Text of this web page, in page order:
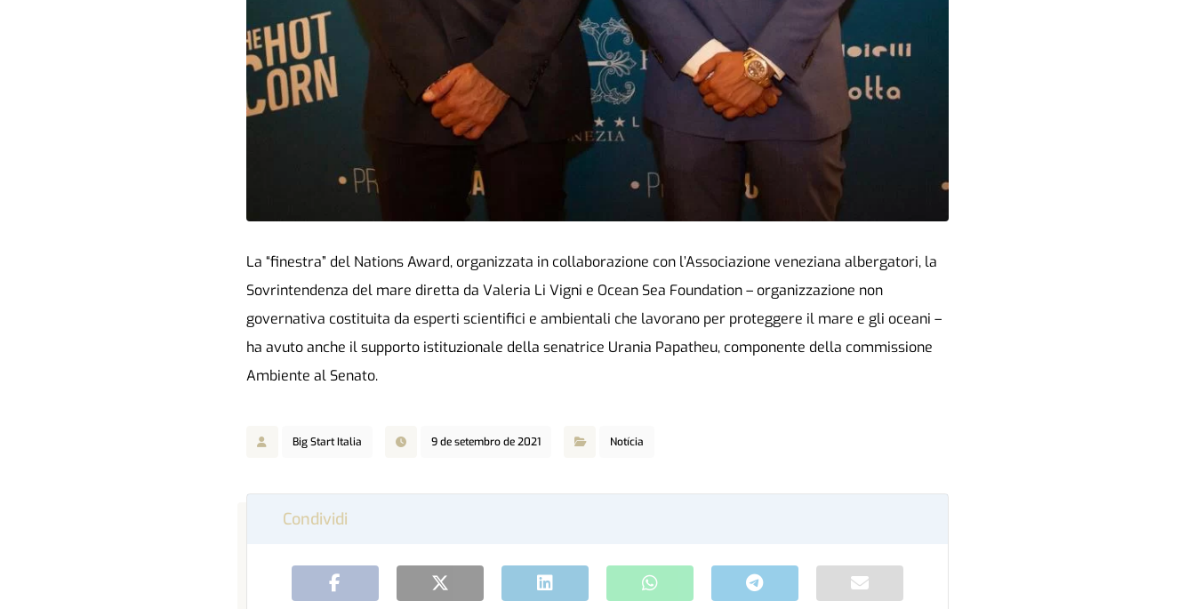
La “finestra” del Nations Award, organizzata in collaborazione con l’Associazione veneziana albergatori, la
Sovrintendenza del mare diretta da Valeria Li Vigni e Ocean Sea Foundation – organizzazione non
governativa costituita da esperti scientifici e ambientali che lavorano per proteggere il mare e gli oceani –
ha avuto anche il supporto istituzionale della senatrice Urania Papatheu, componente della commissione
Ambiente al Senato.
Big Start Italia 9 de setembro de 2021 Notícia